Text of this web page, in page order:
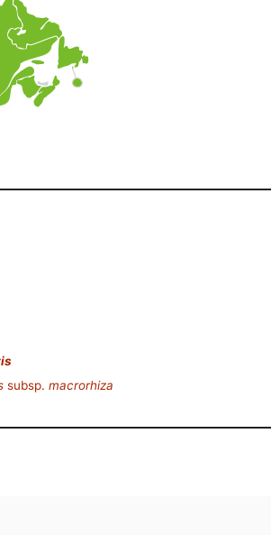
subsp. macrorhiza